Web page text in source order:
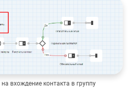
вхождение контакта в группу